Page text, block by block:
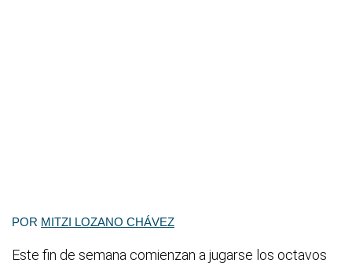
POR MITZI LOZANO CHÁVEZ
Este fin de semana comienzan a jugarse los octavos